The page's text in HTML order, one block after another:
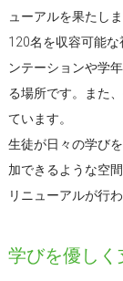
ューアルを果たしま
120名を収容可能
ンテーションや学
る場所です。また
ています。
生徒が日々の学び
加できるような空
リニューアルが行わ
学びを優しく